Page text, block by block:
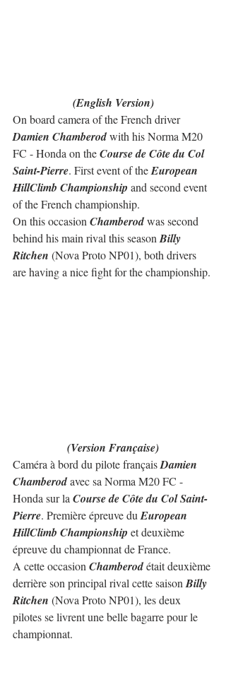
(English Version)
On board camera of the French driver
Damien Chamberod with his Norma M20
FC - Honda on the Course de Côte du Col
Saint-Pierre. First event of the European
HillClimb Championship and second event
of the French championship.
On this occasion Chamberod was second
behind his main rival this season Billy
Ritchen (Nova Proto NP01), both drivers
are having a nice fight for the championship.
(Version Française)
Caméra à bord du pilote français Damien
Chamberod avec sa Norma M20 FC -
Honda sur la Course de Côte du Col Saint-
Pierre. Première épreuve du European
HillClimb Championship et deuxième
épreuve du championnat de France.
A cette occasion Chamberod était deuxième
derrière son principal rival cette saison Billy
Ritchen (Nova Proto NP01), les deux
pilotes se livrent une belle bagarre pour le
championnat.